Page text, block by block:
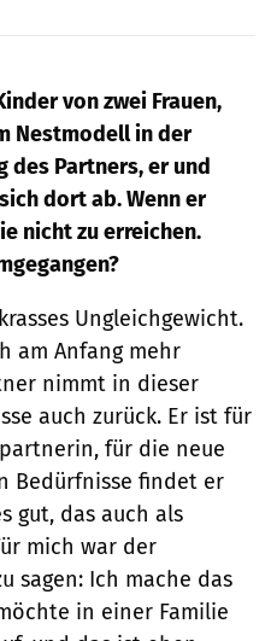
von zwei Frauen,
Nestmodell in der
des Partners, er und
dort ab. Wenn er
nicht zu erreichen.
Ungleichgewicht.
am Anfang mehr
nimmt in dieser
auch zurück. Er ist für
für die neue
Bedürfnisse findet er
gut, das auch als
mich war der
sagen: Ich mache das
in einer Familie